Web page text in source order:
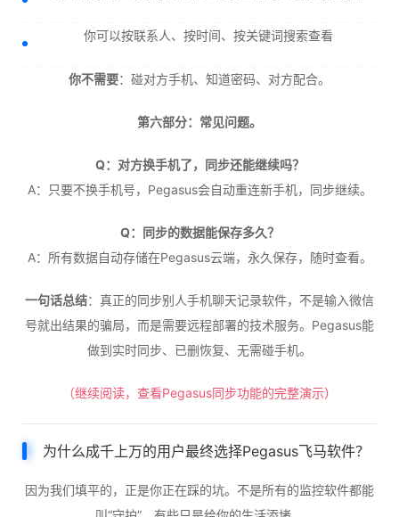
你可以按联系人、按时间、按关键词搜索查看
你不需要：碰对方手机、知道密码、对方配合。
第六部分：常见问题。
Q：对方换手机了，同步还能继续吗？
A：只要不换手机号，Pegasus会自动重连新手机，同步继续。
Q：同步的数据能保存多久？
A：所有数据自动存储在Pegasus云端，永久保存，随时查看。
一句话总结：真正的同步别人手机聊天记录软件，不是输入微信
号就出结果的骗局，而是需要远程部署的技术服务。Pegasus能
做到实时同步、已删恢复、无需碰手机。
（继续阅读，查看Pegasus同步功能的完整演示）
为什么成千上万的用户最终选择Pegasus飞马软件？
因为我们填平的，正是你正在踩的坑。不是所有的监控软件都能